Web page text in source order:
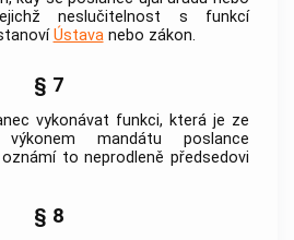
neslučitelnost s funkcí
Ústavanebo zákon.
§ 7
vykonávat funkci, která je ze
mandátu poslance
to neprodleně předsedovi
§ 8